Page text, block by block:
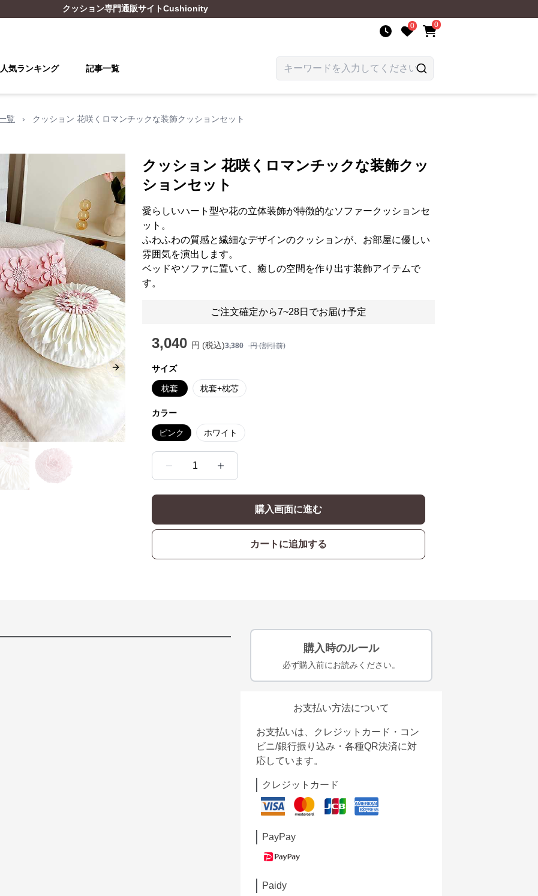
クッション専門通販サイトCushionity
0 0
人気ランキング 記事一覧
覧 › クッション 花咲くロマンチックな装飾クッションセット
Next slide
クッション 花咲くロマンチックな装飾クッ
ションセット
愛らしいハート型や花の立体装飾が特徴的なソファークッションセ
ット。
ふわふわの質感と繊細なデザインのクッションが、お部屋に優しい
雰囲気を演出します。
ベッドやソファに置いて、癒しの空間を作り出す装飾アイテムで
す。
ご注文確定から7~28日でお届け予定
3,040 円 (税込)3,380 円 (割引前)
サイズ
枕套 枕套+枕芯
カラー
ピンク ホワイト
1
購入画面に進む
カートに追加する
購入時のルール
必ず購入前にお読みください。
お支払い方法について
お支払いは、クレジットカード・コン
ビニ/銀行振り込み・各種QR決済に対
応しています。
クレジットカード
PayPay
Paidy